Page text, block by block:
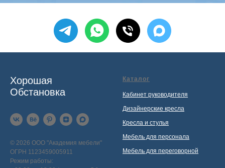
Хорошая
Обстановка
© 2026 ООО "Академия мебели"
ОГРН 1123459005911
Режим работы:
Каталог
Кабинет руководителя
Дизайнерские кресла
Кресла и стулья
Мебель для персонала
Мебель для переговорной